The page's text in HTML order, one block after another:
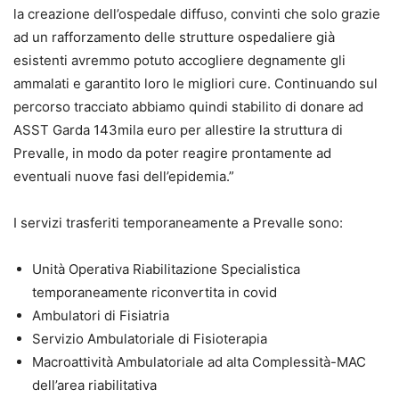
la creazione dell’ospedale diffuso, convinti che solo grazie
ad un rafforzamento delle strutture ospedaliere già
esistenti avremmo potuto accogliere degnamente gli
ammalati e garantito loro le migliori cure. Continuando sul
percorso tracciato abbiamo quindi stabilito di donare ad
ASST Garda 143mila euro per allestire la struttura di
Prevalle, in modo da poter reagire prontamente ad
eventuali nuove fasi dell’epidemia.”
I servizi trasferiti temporaneamente a Prevalle sono:
Unità Operativa Riabilitazione Specialistica
temporaneamente riconvertita in covid
Ambulatori di Fisiatria
Servizio Ambulatoriale di Fisioterapia
Macroattività Ambulatoriale ad alta Complessità-MAC
dell’area riabilitativa